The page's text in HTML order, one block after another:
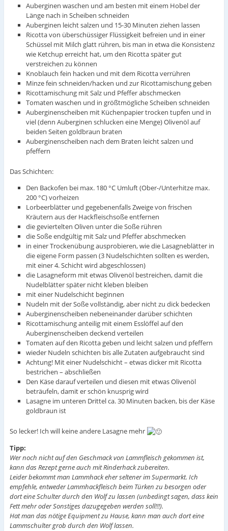
Auberginen waschen und am besten mit einem Hobel der
Länge nach in Scheiben schneiden
Auberginen leicht salzen und 15-30 Minuten ziehen lassen
Ricotta von überschüssiger Flüssigkeit befreien und in einer
Schüssel mit Milch glatt rühren, bis man in etwa die Konsistenz
wie Ketchup erreicht hat, um den Ricotta später gut
verstreichen zu können
Knoblauch fein hacken und mit dem Ricotta verrühren
Minze fein schneiden/hacken und zur Ricottamischung geben
Ricottamischung mit Salz und Pfeffer abschmecken
Tomaten waschen und in größtmögliche Scheiben schneiden
Auberginenscheiben mit Küchenpapier trocken tupfen und in
viel (denn Auberginen schlucken eine Menge) Olivenöl auf
beiden Seiten goldbraun braten
Auberginenscheiben nach dem Braten leicht salzen und
pfeffern
Das Schichten:
Den Backofen bei max. 180 °C Umluft (Ober-/Unterhitze max.
200 °C) vorheizen
Lorbeerblätter und gegebenenfalls Zweige von frischen
Kräutern aus der Hackfleischsoße entfernen
die geviertelten Oliven unter die Soße rühren
die Soße endgültig mit Salz und Pfeffer abschmecken
in einer Trockenübung ausprobieren, wie die Lasagneblätter in
die eigene Form passen (3 Nudelschichten sollten es werden,
mit einer 4. Schicht wird abgeschlossen)
die Lasagneform mit etwas Olivenöl bestreichen, damit die
Nudelblätter später nicht kleben bleiben
mit einer Nudelschicht beginnen
Nudeln mit der Soße vollständig, aber nicht zu dick bedecken
Auberginenscheiben nebeneinander darüber schichten
Ricottamischung anteilig mit einem Esslöffel auf den
Auberginenscheiben deckend verteilen
Tomaten auf den Ricotta geben und leicht salzen und pfeffern
wieder Nudeln schichten bis alle Zutaten aufgebraucht sind
Achtung! Mit einer Nudelschicht – etwas dicker mit Ricotta
bestrichen – abschließen
Den Käse darauf verteilen und diesen mit etwas Olivenöl
beträufeln, damit er schön knusprig wird
Lasagne im unteren Drittel ca. 30 Minuten backen, bis der Käse
goldbraun ist
So lecker! Ich will keine andere Lasagne mehr
Tipp:
Wer noch nicht auf den Geschmack von Lammfleisch gekommen ist,
kann das Rezept gerne auch mit Rinderhack zubereiten.
Leider bekommt man Lammhack eher seltener im Supermarkt. Ich
empfehle, entweder Lammhackfleisch beim Türken zu besorgen oder
dort eine Schulter durch den Wolf zu lassen (unbedingt sagen, dass kein
Fett mehr oder Sonstiges dazugegeben werden soll!!!).
Hat man das nötige Equipment zu Hause, kann man auch dort eine
Lammschulter grob durch den Wolf lassen.